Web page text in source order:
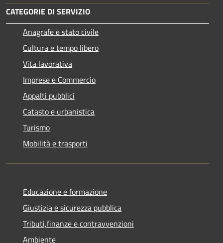
CATEGORIE DI SERVIZIO
Anagrafe e stato civile
Cultura e tempo libero
Vita lavorativa
Imprese e Commercio
Appalti pubblici
Catasto e urbanistica
Turismo
Mobilità e trasporti
Educazione e formazione
Giustizia e sicurezza pubblica
Tributi,finanze e contravvenzioni
Ambiente